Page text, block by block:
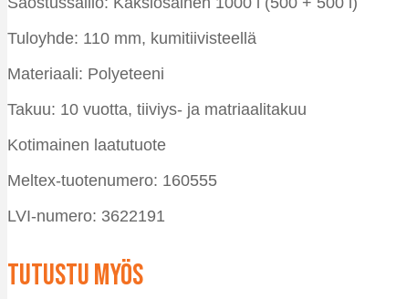
Tuloyhde: 110 mm, kumitiivisteellä
Materiaali: Polyeteeni
Takuu: 10 vuotta, tiiviys- ja matriaalitakuu
Kotimainen laatutuote
Meltex-tuotenumero: 160555
LVI-numero: 3622191
Tutustu myös